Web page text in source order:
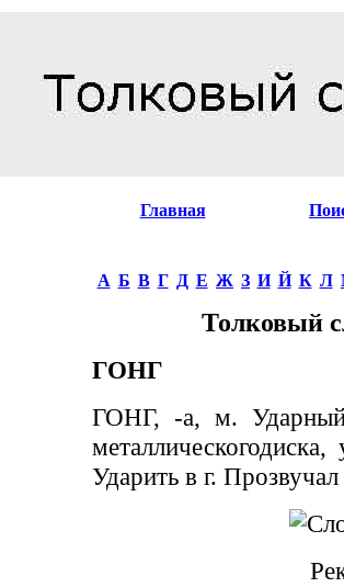
Главная
А Б В Г Д Е Ж З И Й К Л
Толковый
ГОНГ
ГОНГ, -а, м. Ударный
Ударить в г. Прозвучал